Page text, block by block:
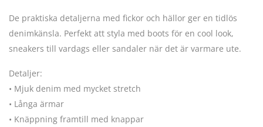
De praktiska detaljerna med fickor och hällor ger en tidlös
denimkänsla. Perfekt att styla med boots för en cool look,
sneakers till vardags eller sandaler när det är varmare ute.
Detaljer:
• Mjuk denim med mycket stretch
• Långa ärmar
• Knäppning framtill med knappar